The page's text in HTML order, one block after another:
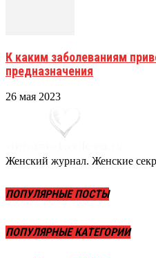
К каким заболеваниям
предназначения
26 мая 2023
Женский журнал. Женские
ПОПУЛЯРНЫЕ ПОСТЫ
ПОПУЛЯРНЫЕ КАТЕГОРИИ